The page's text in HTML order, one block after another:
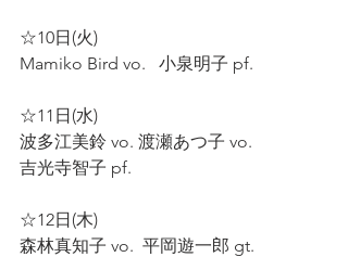
☆10日(火)
Mamiko Bird vo.   小泉明子 pf.
☆11日(水)
波多江美鈴 vo. 渡瀬あつ子 vo.
吉光寺智子 pf.
☆12日(木)
森林真知子 vo.  平岡遊一郎 gt.